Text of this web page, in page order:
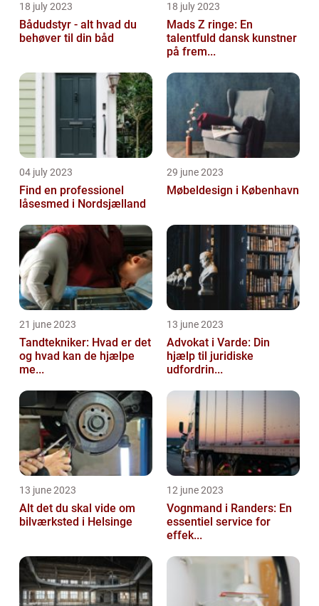
18 july 2023
Bådudstyr - alt hvad du
behøver til din båd
18 july 2023
Mads Z ringe: En
talentfuld dansk kunstner
på frem...
04 july 2023
Find en professionel
låsesmed i Nordsjælland
29 june 2023
Møbeldesign i København
21 june 2023
Tandtekniker: Hvad er det
og hvad kan de hjælpe
me...
13 june 2023
Advokat i Varde: Din
hjælp til juridiske
udfordrin...
13 june 2023
Alt det du skal vide om
bilværksted i Helsinge
12 june 2023
Vognmand i Randers: En
essentiel service for
effek...